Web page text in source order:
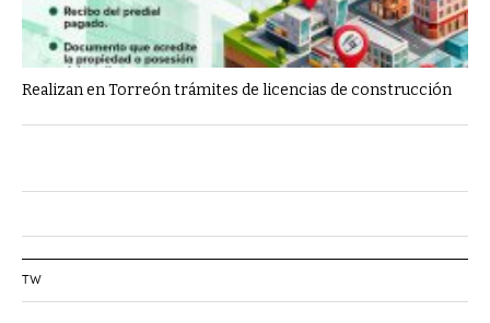
Realizan en Torreón trámites de licencias de construcción
TW